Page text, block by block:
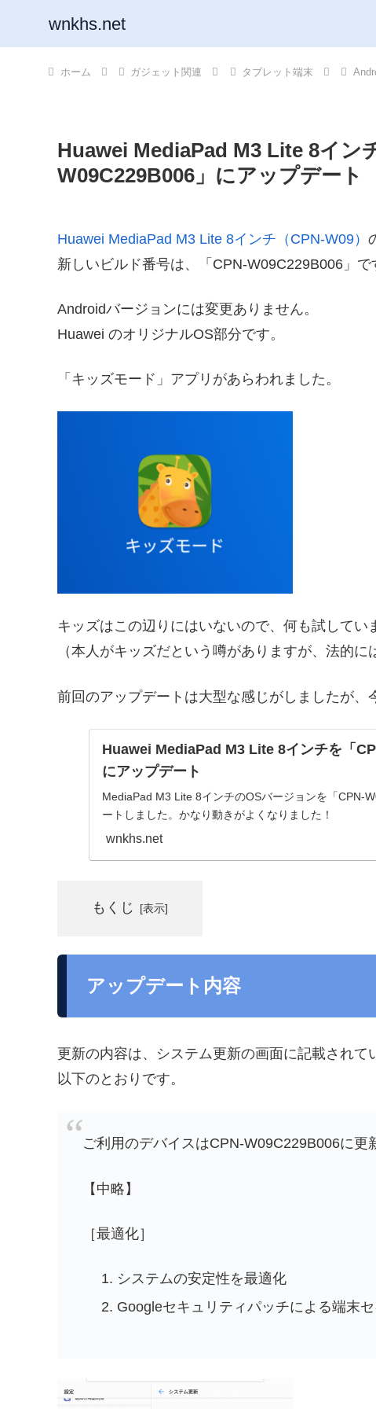
wnkhs.net
ホーム ガジェット関連 タブレット端末
Huawei MediaPad M3 Lite 8イン
W09C229B006」にアップデート
Huawei MediaPad M3 Lite 8インチ（CPN-W09）
新しいビルド番号は、「CPN-W09C229B006」で
Androidバージョンには変更ありません。
Huawei のオリジナルOS部分です。
「キッズモード」アプリがあらわれました。
キッズはこの辺りにはいないので、何も試してい
（本人がキッズだという噂がありますが、法的に
前回のアップデートは大型な感じがしましたが、
Huawei MediaPad M3 Lite 8インチを「
にアップデート
MediaPad M3 Lite 8インチのOSバージョンを「CPN-
ートしました。かなり動きがよくなりました！
wnkhs.net
もくじ
アップデート内容
更新の内容は、システム更新の画面に記載されて
以下のとおりです。
ご利用のデバイスはCPN-W09C229B006に更
【中略】
［最適化］
システムの安定性を最適化
Googleセキュリティパッチによる端末